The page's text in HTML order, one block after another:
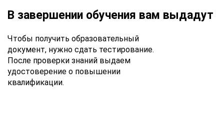
В завершении обучения вам выдадут
Чтобы получить образовательный
документ, нужно сдать тестирование.
После проверки знаний выдаем
удостоверение о повышении
квалификации.